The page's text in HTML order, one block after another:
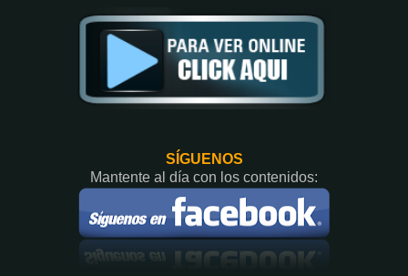
SÍGUENOS
Mantente al día con los contenidos: